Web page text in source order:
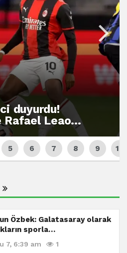
duyurdu!
Rafael Leao…
Özbek: Galatasaray olarak
sporla…
7, 6:39 am 1